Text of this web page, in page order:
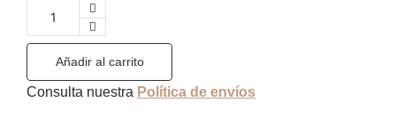
Añadir al carrito
Consulta nuestra Política de envíos